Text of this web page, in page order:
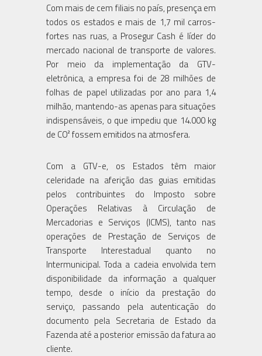
Com mais de cem filiais no país, presença em
todos os estados e mais de 1,7 mil carros-
fortes nas ruas, a Prosegur Cash é líder do
mercado nacional de transporte de valores.
Por meio da implementação da GTV-
eletrônica, a empresa foi de 28 milhões de
folhas de papel utilizadas por ano para 1,4
milhão, mantendo-as apenas para situações
indispensáveis, o que impediu que 14.000 kg
de CO² fossem emitidos na atmosfera.
Com a GTV-e, os Estados têm maior
celeridade na aferição das guias emitidas
pelos contribuintes do Imposto sobre
Operações Relativas à Circulação de
Mercadorias e Serviços (ICMS), tanto nas
operações de Prestação de Serviços de
Transporte Interestadual quanto no
Intermunicipal. Toda a cadeia envolvida tem
disponibilidade da informação a qualquer
tempo, desde o início da prestação do
serviço, passando pela autenticação do
documento pela Secretaria de Estado da
Fazenda até a posterior emissão da fatura ao
cliente.